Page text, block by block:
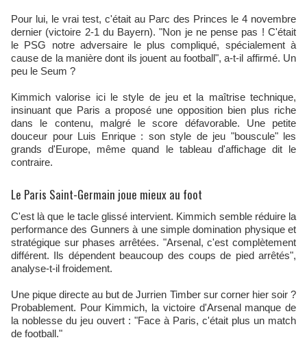
Pour lui, le vrai test, c'était au Parc des Princes le 4 novembre
dernier (victoire 2-1 du Bayern). "Non je ne pense pas ! C'était
le PSG notre adversaire le plus compliqué, spécialement à
cause de la manière dont ils jouent au football", a-t-il affirmé. Un
peu le Seum ?
Kimmich valorise ici le style de jeu et la maîtrise technique,
insinuant que Paris a proposé une opposition bien plus riche
dans le contenu, malgré le score défavorable. Une petite
douceur pour Luis Enrique : son style de jeu "bouscule" les
grands d'Europe, même quand le tableau d'affichage dit le
contraire.
Le Paris Saint-Germain joue mieux au foot
C'est là que le tacle glissé intervient. Kimmich semble réduire la
performance des Gunners à une simple domination physique et
stratégique sur phases arrêtées. "Arsenal, c'est complètement
différent. Ils dépendent beaucoup des coups de pied arrêtés",
analyse-t-il froidement.
Une pique directe au but de Jurrien Timber sur corner hier soir ?
Probablement. Pour Kimmich, la victoire d'Arsenal manque de
la noblesse du jeu ouvert : "Face à Paris, c'était plus un match
de football."